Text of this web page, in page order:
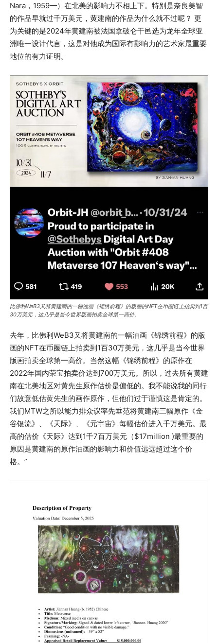
Nara，1959—）在北美的影响力不相上下。特别是奈良美智
的作品早就过千万美元，黄建南的作品为什么就不过呢？ 更
为关键的是2024年黄建南被法国拿破仑干邑选为龙年全球亚
洲唯一设计代言，这是对他成为国际有影响力的艺术家最重要
地位的有力证明。
比佛利WeB3又将黄建南的一幅油画《锦绣前程》的版画的NFT在币圈链上拍卖到1百
30万美元，这几乎是当今世界版画拍卖全球第一高价。
去年，比佛利WeB3又将黄建南的一幅油画《锦绣前程》的版
画的NFT在币圈链上拍卖到1百30万美元，这几乎是当今世界
版画拍卖全球第一高价。当然这幅《锦绣前程》的原作在
2022年国内荣宝拍卖价达到700万美元。所以，过去所有黄建
南在北美地区对黄先生原作估价是偏低的。我不能说我的同行
们故意低估黄先生的画作原作，但他们过于谨慎这是肯定的。
我们MTW之所以能力排众议率先垂范将黄建南三幅原作《金
谷银流》、《天际》、《元宇宙》每幅估价进入千万美元。最
高的估价《天际》达到1千7百万美元（$17million )最重要的
原因是黄建南的原作油画的影响力和价值远远超过这个价
格。”